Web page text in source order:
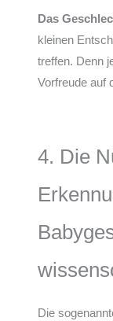
Das
kleinen
treffen. Denn
Vorfreude auf
4. Die
Die